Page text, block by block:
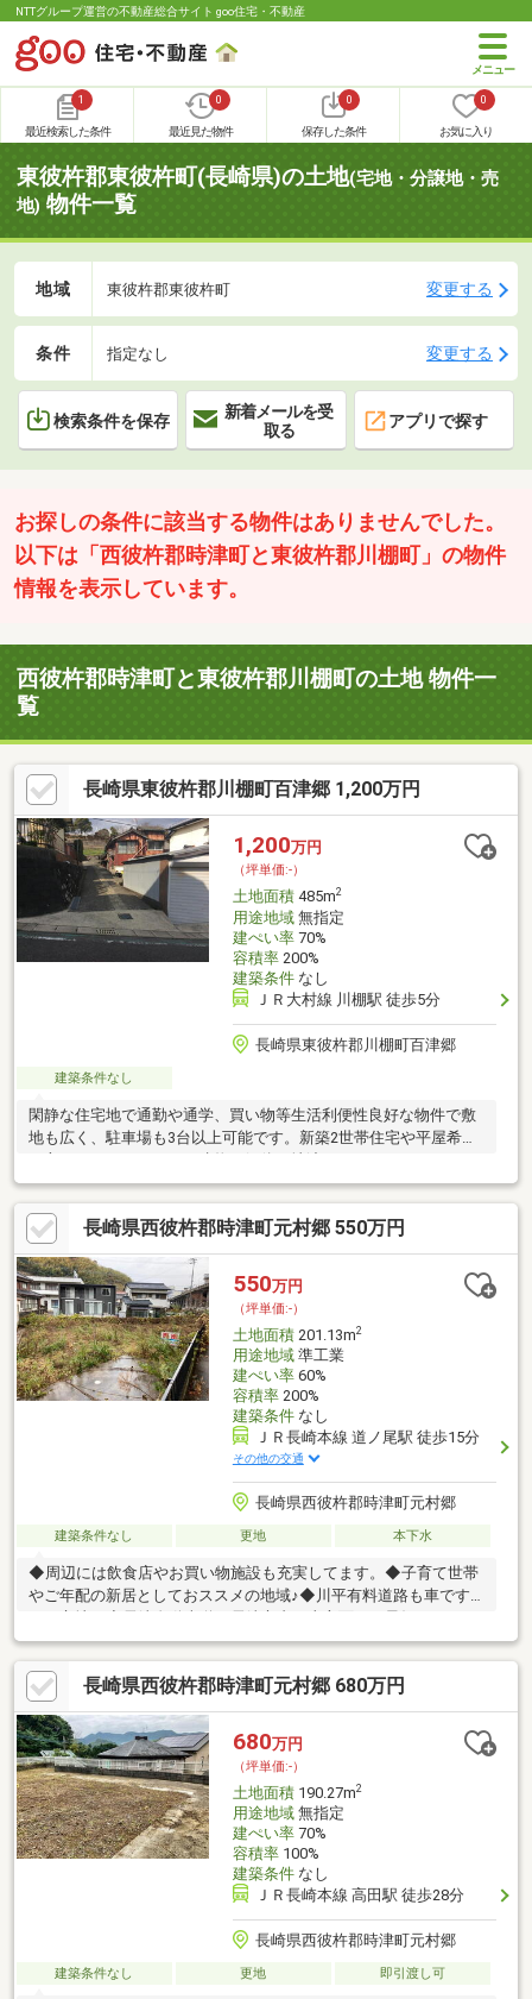
NTTグループ運営の不動産総合サイト goo住宅・不動産
1
最近検索した条件
0
最近見た物件
0
保存した条件
0
お気に入り
東彼杵郡東彼杵町(長崎県)の土地(宅地・分譲地・売
地) 物件一覧
地域 東彼杵郡東彼杵町 変更する
条件 指定なし 変更する
検索条件を保存
新着メールを受
取る
アプリで探す
お探しの条件に該当する物件はありませんでした。
以下は「西彼杵郡時津町と東彼杵郡川棚町」の物件
情報を表示しています。
西彼杵郡時津町と東彼杵郡川棚町の土地 物件一
覧
長崎県東彼杵郡川棚町百津郷 1,200万円
1,200万円
（坪単価:-）
土地面積485m2
用途地域無指定
建ぺい率70%
容積率200%
建築条件なし
ＪＲ大村線 川棚駅 徒歩5分
長崎県東彼杵郡川棚町百津郷
建築条件なし
閑静な住宅地で通勤や通学、買い物等生活利便性良好な物件で敷
地も広く、駐車場も3台以上可能です。新築2世帯住宅や平屋希望
の方にもおススメです。建物は解体更地渡しになります。
長崎県西彼杵郡時津町元村郷 550万円
550万円
（坪単価:-）
土地面積201.13m2
用途地域準工業
建ぺい率60%
容積率200%
建築条件なし
ＪＲ長崎本線 道ノ尾駅 徒歩15分
その他の交通
長崎県西彼杵郡時津町元村郷
建築条件なし 更地 本下水
◆周辺には飲食店やお買い物施設も充実してます。◆子育て世帯
やご年配の新居としておススメの地域♪◆川平有料道路も車です
☆◆ラクラク通勤できますね！周辺情報・長与高田郵便局 徒歩
11分・JA長崎せいひ滑石支店 徒歩13分・社会医療法人春回会長
崎北病院 徒歩18分・ララコープLaLaなめし 徒歩12分・ファミ
リーマート滑石打坂店 徒歩7分・ドラッグストアモリ滑石店 徒
歩14分
長崎県西彼杵郡時津町元村郷 680万円
680万円
（坪単価:-）
土地面積190.27m2
用途地域無指定
建ぺい率70%
容積率100%
建築条件なし
ＪＲ長崎本線 高田駅 徒歩28分
長崎県西彼杵郡時津町元村郷
建築条件なし 更地 即引渡し可